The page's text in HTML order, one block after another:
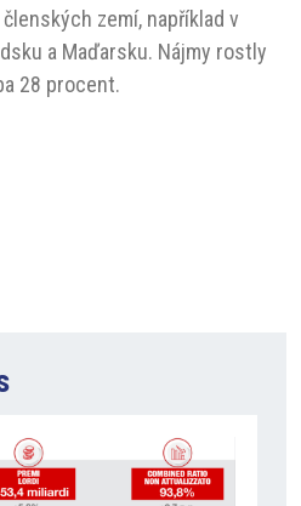
zemí, například v
a Maďarsku. Nájmy rostly
28 procent.